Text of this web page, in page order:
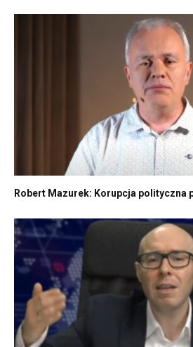
Robert Mazurek: Korupcja polityczna